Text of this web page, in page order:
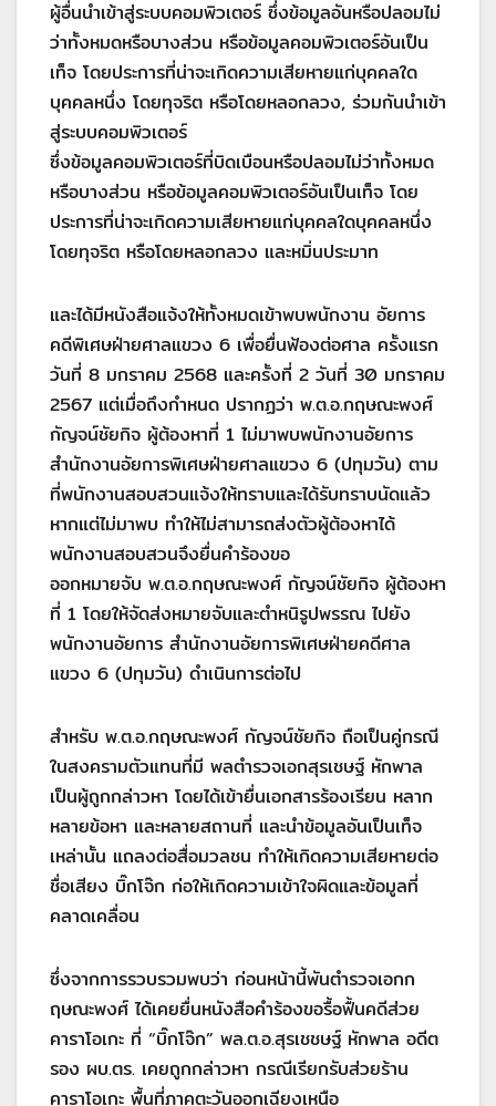
ผู้อื่นนำเข้าสู่ระบบคอมพิวเตอร์ ซึ่งข้อมูลอันหรือปลอมไม่
ว่าทั้งหมดหรือบางส่วน หรือข้อมูลคอมพิวเตอร์อันเป็น
เท็จ โดยประการที่น่าจะเกิดความเสียหายแก่บุคคลใด
บุคคลหนึ่ง โดยทุจริต หรือโดยหลอกลวง, ร่วมกันนำเข้า
สู่ระบบคอมพิวเตอร์
ซึ่งข้อมูลคอมพิวเตอร์ที่บิดเบือนหรือปลอมไม่ว่าทั้งหมด
หรือบางส่วน หรือข้อมูลคอมพิวเตอร์อันเป็นเท็จ โดย
ประการที่น่าจะเกิดความเสียหายแก่บุคคลใดบุคคลหนึ่ง
โดยทุจริต หรือโดยหลอกลวง และหมิ่นประมาท
และได้มีหนังสือแจ้งให้ทั้งหมดเข้าพบพนักงาน อัยการ
คดีพิเศษฝ่ายศาลแขวง 6 เพื่อยื่นฟ้องต่อศาล ครั้งแรก
วันที่ 8 มกราคม 2568 และครั้งที่ 2 วันที่ 30 มกราคม
2567 แต่เมื่อถึงกำหนด ปรากฏว่า พ.ต.อ.กฤษณะพงศ์
กัญจน์ชัยกิจ ผู้ต้องหาที่ 1 ไม่มาพบพนักงานอัยการ
สำนักงานอัยการพิเศษฝ่ายศาลแขวง 6 (ปทุมวัน) ตาม
ที่พนักงานสอบสวนแจ้งให้ทราบและได้รับทราบนัดแล้ว
หากแต่ไม่มาพบ ทำให้ไม่สามารถส่งตัวผู้ต้องหาได้
พนักงานสอบสวนจึงยื่นคำร้องขอ
ออกหมายจับ พ.ต.อ.กฤษณะพงศ์ กัญจน์ชัยกิจ ผู้ต้องหา
ที่ 1 โดยให้จัดส่งหมายจับและตำหนิรูปพรรณ ไปยัง
พนักงานอัยการ สำนักงานอัยการพิเศษฝ่ายคดีศาล
แขวง 6 (ปทุมวัน) ดำเนินการต่อไป
สำหรับ พ.ต.อ.กฤษณะพงศ์ กัญจน์ชัยกิจ ถือเป็นคู่กรณี
ในสงครามตัวแทนที่มี พลตำรวจเอกสุรเชษฐ์ หักพาล
เป็นผู้ถูกกล่าวหา โดยได้เข้ายื่นเอกสารร้องเรียน หลาก
หลายข้อหา และหลายสถานที่ และนำข้อมูลอันเป็นเท็จ
เหล่านั้น แถลงต่อสื่อมวลชน ทำให้เกิดความเสียหายต่อ
ชื่อเสียง บิ๊กโจ๊ก ก่อให้เกิดความเข้าใจผิดและข้อมูลที่
คลาดเคลื่อน
ซึ่งจากการรวบรวมพบว่า ก่อนหน้านี้พันตำรวจเอกก
ฤษณะพงศ์ ได้เคยยื่นหนังสือคำร้องขอรื้อฟื้นคดีส่วย
คาราโอเกะ ที่ “บิ๊กโจ๊ก” พล.ต.อ.สุรเชชษฐ์ หักพาล อดีต
รอง ผบ.ตร. เคยถูกกล่าวหา กรณีเรียกรับส่วยร้าน
คาราโอเกะ พื้นที่ภาคตะวันออกเฉียงเหนือ